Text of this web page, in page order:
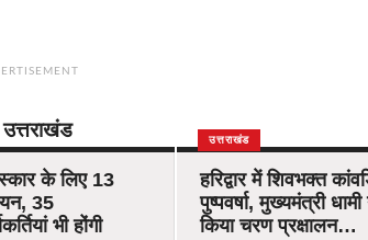
उत्तराखंड
के लिए 13
35
भी होंगी
उत्तराखंड
हरिद्वार में शिवभक्त
पुष्पवर्षा, मुख्यमंत्री
किया चरण प्रक्षालन…